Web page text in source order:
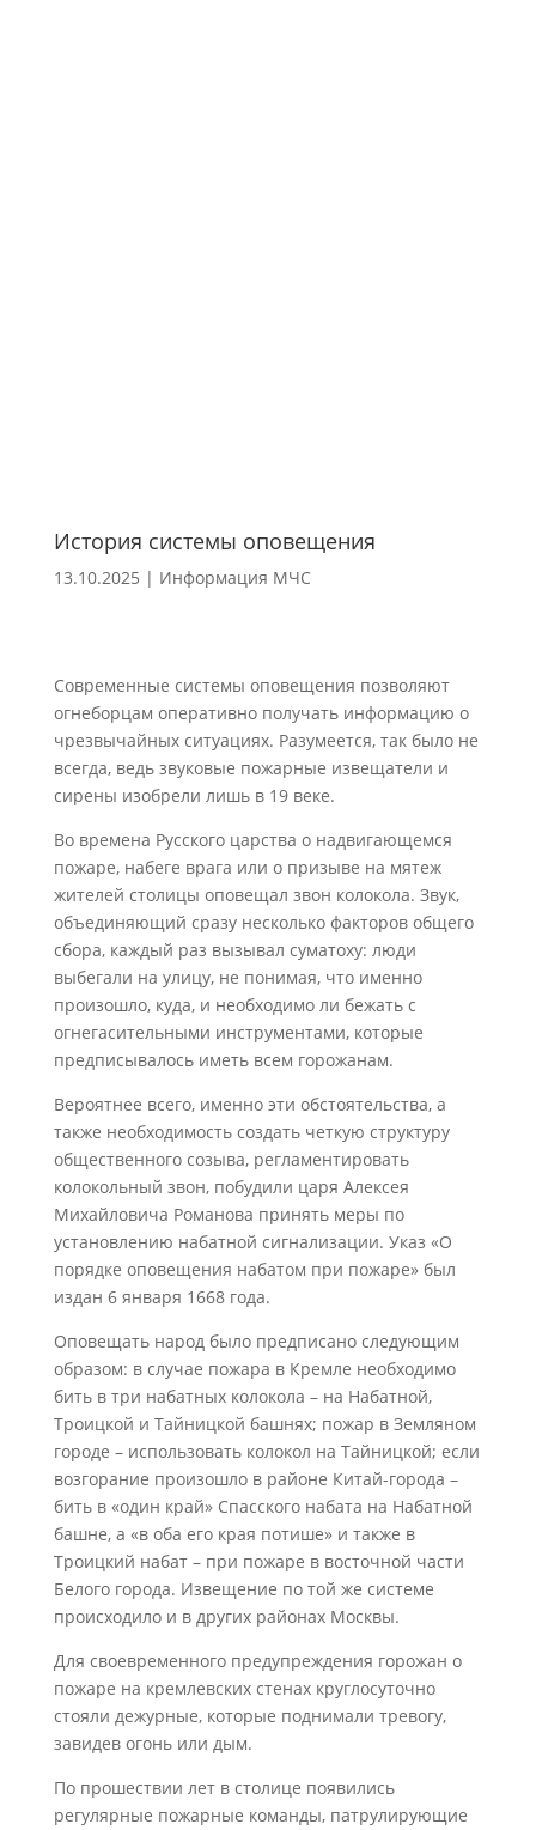
История системы оповещения
13.10.2025 | Информация МЧС
Современные системы оповещения позволяют
огнеборцам оперативно получать информацию о
чрезвычайных ситуациях. Разумеется, так было не
всегда, ведь звуковые пожарные извещатели и
сирены изобрели лишь в 19 веке.
Во времена Русского царства о надвигающемся
пожаре, набеге врага или о призыве на мятеж
жителей столицы оповещал звон колокола. Звук,
объединяющий сразу несколько факторов общего
сбора, каждый раз вызывал суматоху: люди
выбегали на улицу, не понимая, что именно
произошло, куда, и необходимо ли бежать с
огнегасительными инструментами, которые
предписывалось иметь всем горожанам.
Вероятнее всего, именно эти обстоятельства, а
также необходимость создать четкую структуру
общественного созыва, регламентировать
колокольный звон, побудили царя Алексея
Михайловича Романова принять меры по
установлению набатной сигнализации. Указ «О
порядке оповещения набатом при пожаре» был
издан 6 января 1668 года.
Оповещать народ было предписано следующим
образом: в случае пожара в Кремле необходимо
бить в три набатных колокола – на Набатной,
Троицкой и Тайницкой башнях; пожар в Земляном
городе – использовать колокол на Тайницкой; если
возгорание произошло в районе Китай-города –
бить в «один край» Спасского набата на Набатной
башне, а «в оба его края потише» и также в
Троицкий набат – при пожаре в восточной части
Белого города. Извещение по той же системе
происходило и в других районах Москвы.
Для своевременного предупреждения горожан о
пожаре на кремлевских стенах круглосуточно
стояли дежурные, которые поднимали тревогу,
завидев огонь или дым.
По прошествии лет в столице появились
регулярные пожарные команды, патрулирующие